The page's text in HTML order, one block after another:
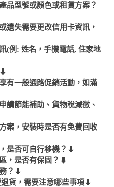
品型號或顏色或租賃方案？
遺失需要更改信用卡資訊，
(例: 姓名，手機電話, 住家地
⬇︎
有一般通路促銷活動，如滿
請節能補助、貨物稅減徵、
案，安裝時是否有免費回收
是否可自行移機？ ⬇︎
，是否有保固？ ⬇︎
？ ⬇︎
貨，需要注意哪些事項⬇︎